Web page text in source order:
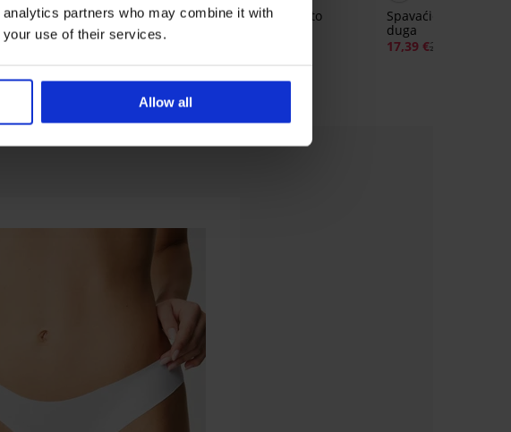
partners who may combine it with
your use of their services.
Allow all
Potkošulja Camiso
15,99 €
Termo majica Effecto
Spavaćica Signature
duga
17,39 €28,99 €